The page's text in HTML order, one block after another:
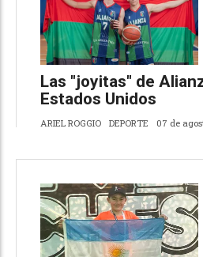
Las "joyitas" de
Estados Unidos
ARIEL ROGGIO DEPORTE 07 de